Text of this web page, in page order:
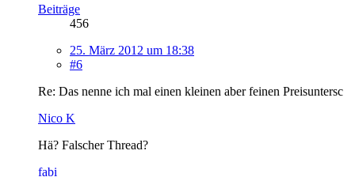
Beiträge
456
25. März 2012 um 18:38
#6
Re: Das nenne ich mal einen kleinen aber feinen Preisuntersc
Nico K
Hä? Falscher Thread?
fabi